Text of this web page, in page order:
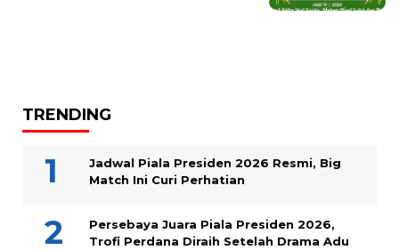
TRENDING
Jadwal Piala Presiden 2026 Resmi, Big
Match Ini Curi Perhatian
Persebaya Juara Piala Presiden 2026,
Trofi Perdana Diraih Setelah Drama Adu